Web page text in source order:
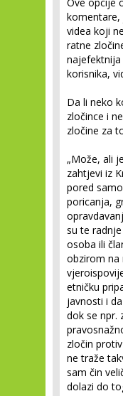
videa koji
ratne
korisnika,
Da li neko
zločince i
zločine za
„Može, ali
zahtjevi iz
pored
poricanja,
su te
osoba ili
obzirom na
etničku
javnosti i
dok se npr.
zločin
ne traže
sam čin
dolazi do